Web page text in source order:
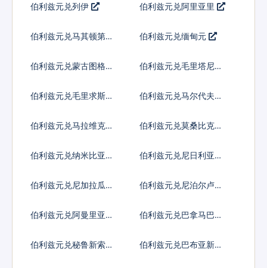
伯利兹元兑列伊 伯利兹元兑阿里亚里
伯利兹元兑马其顿第纳
伯利兹元兑缅甸元
伯利兹元兑蒙古图格里
伯利兹元兑毛里塔尼亚
伯利兹元兑毛里求斯卢
伯利兹元兑马尔代夫拉
伯利兹元兑马拉维克瓦
伯利兹元兑莫桑比克梅
伯利兹元兑纳米比亚元
伯利兹元兑尼日利亚奈
伯利兹元兑尼加拉瓜科
伯利兹元兑尼泊尔卢比
伯利兹元兑阿曼里亚尔
伯利兹元兑巴拿马巴波
伯利兹元兑秘鲁新索尔
伯利兹元兑巴布亚新几